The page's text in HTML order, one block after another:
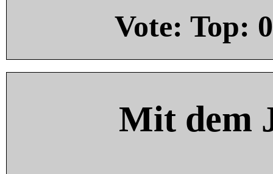
Vote: Top: 0
Mit dem